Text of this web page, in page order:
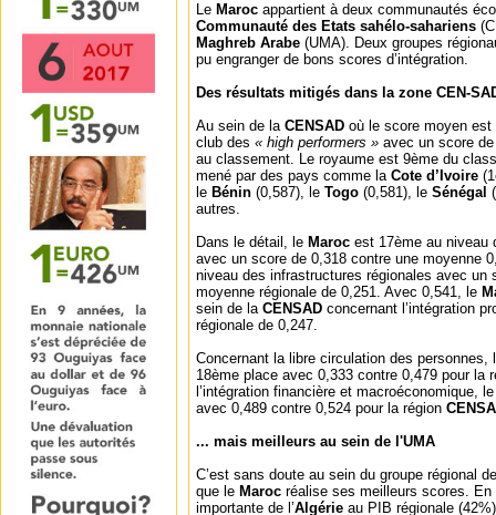
Le Maroc appartient à deux communautés
Communauté des Etats sahélo-sahariens
Maghreb Arabe (UMA). Deux groupes
pu engranger de bons scores d’intégration.
Des résultats mitigés dans la zone CEN-
Au sein de la CENSAD où le score moyen
club des « high performers » avec un score
au classement. Le royaume est 9ème du
mené par des pays comme la Cote d’Ivoire
le Bénin (0,587), le Togo (0,581), le Sénégal
autres.
Dans le détail, le Maroc est 17ème au niveau
avec un score de 0,318 contre une moyenne
niveau des infrastructures régionales avec un
moyenne régionale de 0,251. Avec 0,541, le
sein de la CENSAD concernant l’intégration
régionale de 0,247.
Concernant la libre circulation des personnes,
18ème place avec 0,333 contre 0,479 pour la
l’intégration financière et macroéconomique,
avec 0,489 contre 0,524 pour la région
... mais meilleurs au sein de l'UMA
C’est sans doute au sein du groupe régional
que le Maroc réalise ses meilleurs scores. En
importante de l’Algérie au PIB régionale